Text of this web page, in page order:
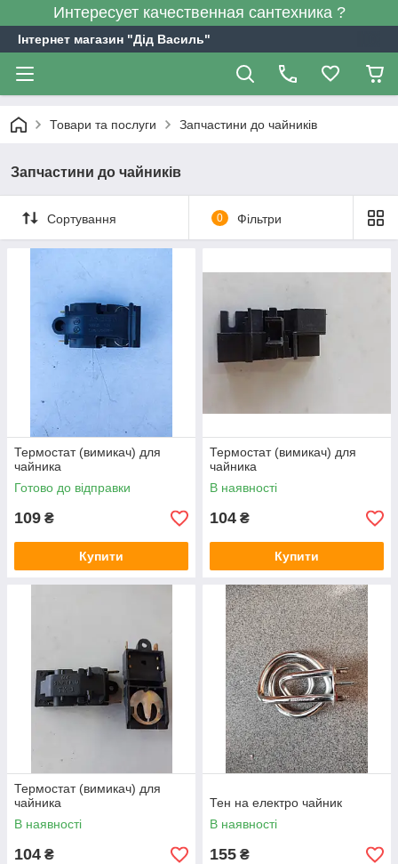
Интересует качественная сантехника ?
Інтернет магазин "Дід Василь"
Товари та послуги Запчастини до чайників
Запчастини до чайників
Сортування 0 Фільтри
Термостат (вимикач) для
чайника
Готово до відправки
109 ₴
Купити
Термостат (вимикач) для
чайника
В наявності
104 ₴
Купити
Термостат (вимикач) для
чайника
В наявності
104 ₴
Тен на електро чайник
В наявності
155 ₴